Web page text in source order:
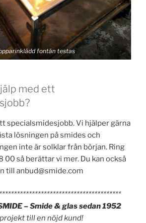
fontän testas
med ett
specialsmidesjobb. Vi hjälper gärna
lösningen på smides och
inte är solklar från början. Ring
00 så berättar vi mer. Du kan också
till anbud@smide.com
– Smide & glas sedan 1952
till en nöjd kund!